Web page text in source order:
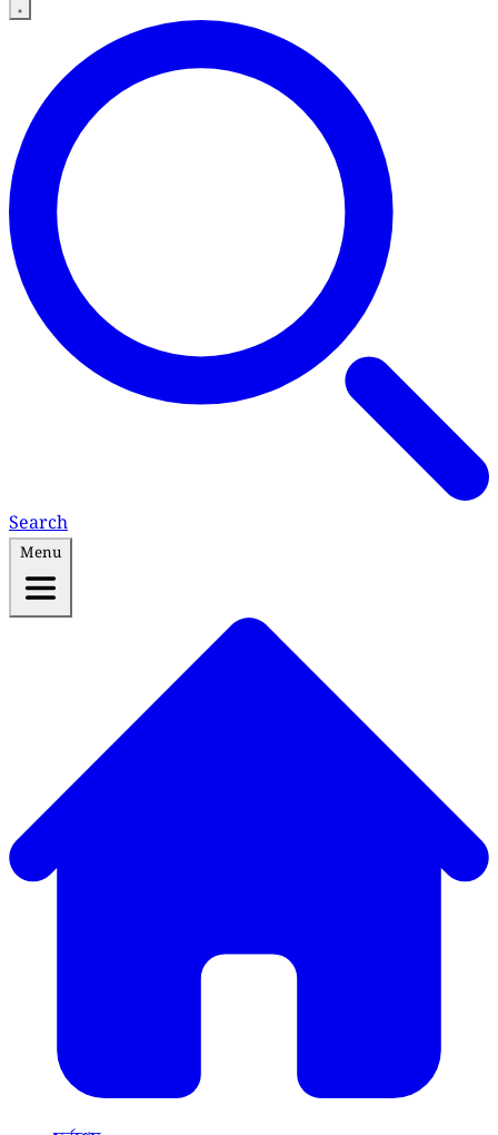
Search
Menu